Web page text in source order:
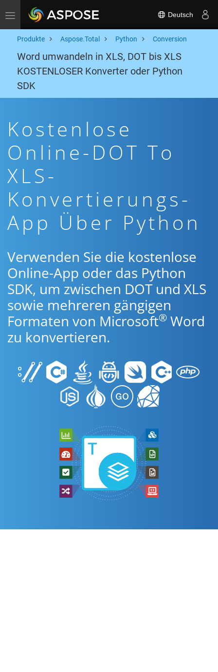
Toggle navigation Deutsch
Produkte Aspose.Total Python Conversion
Word umwandeln in XLS, DOT bis XLS
KOSTENLOSER Konverter oder Python
SDK
Kostenlose
Online-DOT To
XLS-
Konvertierungs-
App Über Python
Verwenden Sie die kostenlose
Online-App oder das Python
SDK, um zwischen DOT und XLS
sowie mehreren gängigen
Formaten von Microsoft® Word
zu konvertieren.